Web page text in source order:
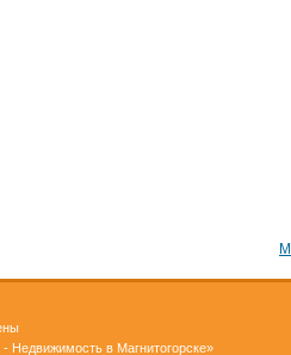
Недвижимость в Магнитогорске»